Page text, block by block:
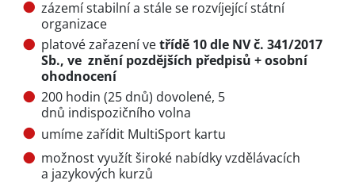
zázemí stabilní a stále se rozvíjející státní
organizace
platové zařazení vetřídě 10 dle NV č. 341/2017
Sb., ve znění pozdějších předpisů + osobní
ohodnocení
200 hodin (25 dnů) dovolené, 5
dnů indispozičního volna
umíme zařídit MultiSport kartu
možnost využít široké nabídky vzdělávacích
a jazykových kurzů